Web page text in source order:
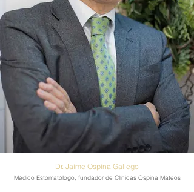
Dr. Jaime Ospina Gallego
Médico Estomatólogo, fundador de Clínicas Ospina Mateos